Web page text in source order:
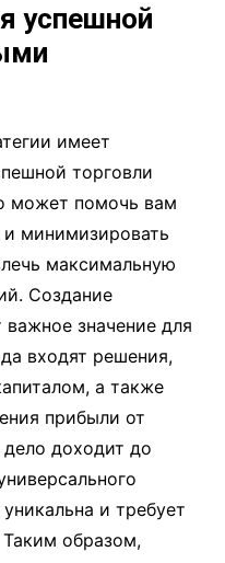
успешной
имеет
торговли
может помочь вам
минимизировать
максимальную
Создание
значение для
входят решения,
а также
прибыли от
доходит до
и требует
образом,